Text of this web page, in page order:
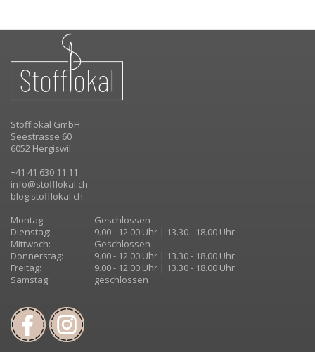
Stofflokal GmbH
Seestrasse 60
6052 Hergiswil
+41 41 630 11 11
info@stofflokal.ch
blog.stofflokal.ch
Montag:
Geschlossen
Dienstag:
9.00 - 12.00 Uhr | 13.30 - 18.00 Uhr
Mittwoch:
Geschlossen
Donnerstag:
9.00 - 12.00 Uhr | 13.30 - 18.00 Uhr
Freitag:
9.00 - 12.00 Uhr | 13.30 - 18.00 Uhr
Samstag:
geschlossen